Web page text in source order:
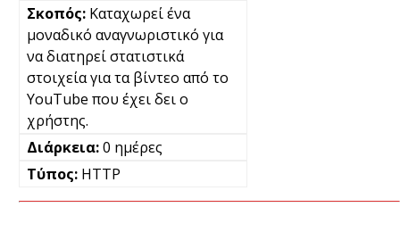
Καταχωρεί ένα
μοναδικό αναγνωριστικό για
να διατηρεί στατιστικά
στοιχεία για τα βίντεο από το
YouTube που έχει δει ο
χρήστης.
0 ημέρες
HTTP